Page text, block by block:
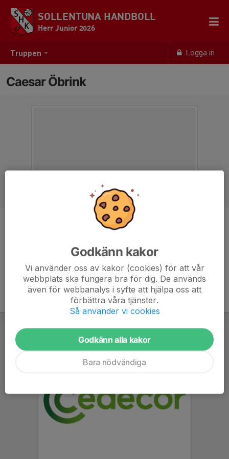
Truppen Logga in
SOLLENTUNA HANDBOLL
Herr Junior 2026
Caesar Öbrink
Ungdomsledare
Godkänn kakor
Vi använder oss av kakor (cookies) för att vår
webbplats ska fungera bra för dig. De används
även för webbanalys i syfte att hjälpa oss att
förbättra våra tjänster.
Så använder vi cookies
Godkänn alla kakor
Bara nödvändiga